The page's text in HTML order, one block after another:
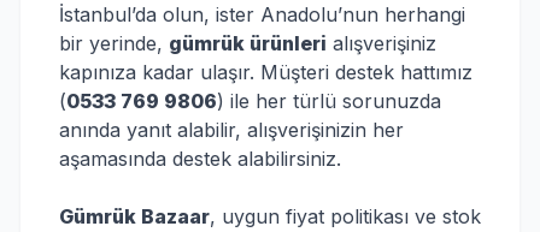
İstanbul’da olun, ister Anadolu’nun herhangi
bir yerinde, gümrük ürünleri alışverişiniz
kapınıza kadar ulaşır. Müşteri destek hattımız
(0533 769 9806) ile her türlü sorunuzda
anında yanıt alabilir, alışverişinizin her
aşamasında destek alabilirsiniz.
Gümrük Bazaar, uygun fiyat politikası ve stok